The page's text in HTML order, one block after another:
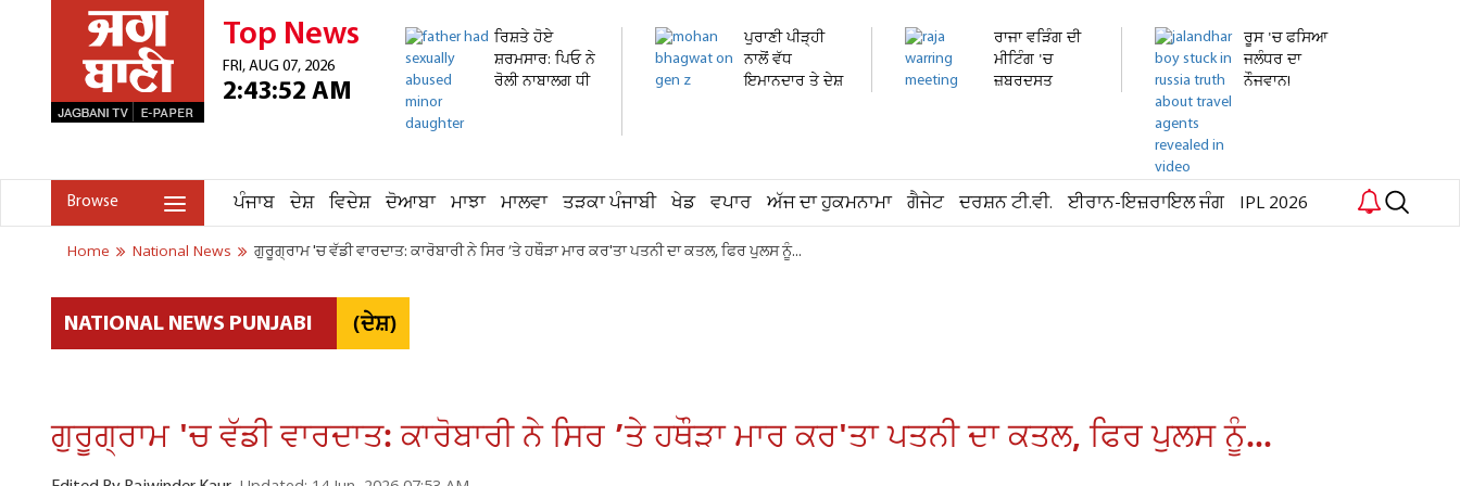
Top News
FRI, AUG 07, 2026
2:43:52 AM
ਰਿਸ਼ਤੇ ਹੋਏ
ਸ਼ਰਮਸਾਰ: ਪਿਓ ਨੇ
ਰੋਲੀ ਨਾਬਾਲਗ ਧੀ
ਪੁਰਾਣੀ ਪੀੜ੍ਹੀ
ਨਾਲੋਂ ਵੱਧ
ਇਮਾਨਦਾਰ ਤੇ ਦੇਸ਼
ਰਾਜਾ ਵੜਿੰਗ ਦੀ
ਮੀਟਿੰਗ 'ਚ
ਜ਼ਬਰਦਸਤ
ਰੂਸ 'ਚ ਫਸਿਆ
ਜਲੰਧਰ ਦਾ
ਨੌਜਵਾਨ!
Browse ਪੰਜਾਬ ਦੇਸ਼ ਵਿਦੇਸ਼ ਦੋਆਬਾ ਮਾਝਾ ਮਾਲਵਾ ਤੜਕਾ ਪੰਜਾਬੀ ਖੇਡ ਵਪਾਰ ਅੱਜ ਦਾ ਹੁਕਮਨਾਮਾ ਗੈਜੇਟ ਦਰਸ਼ਨ ਟੀ.ਵੀ. ਈਰਾਨ-ਇਜ਼ਰਾਇਲ ਜੰਗ IPL 2026
Home National News ਗੁਰੂਗ੍ਰਾਮ 'ਚ ਵੱਡੀ ਵਾਰਦਾਤ: ਕਾਰੋਬਾਰੀ ਨੇ ਸਿਰ ’ਤੇ ਹਥੌੜਾ ਮਾਰ ਕਰ'ਤਾ ਪਤਨੀ ਦਾ ਕਤਲ, ਫਿਰ ਪੁਲਸ ਨੂੰ...
NATIONAL NEWS PUNJABI (ਦੇਸ਼)
ਗੁਰੂਗ੍ਰਾਮ 'ਚ ਵੱਡੀ ਵਾਰਦਾਤ: ਕਾਰੋਬਾਰੀ ਨੇ ਸਿਰ ’ਤੇ ਹਥੌੜਾ ਮਾਰ ਕਰ'ਤਾ ਪਤਨੀ ਦਾ ਕਤਲ, ਫਿਰ ਪੁਲਸ ਨੂੰ...